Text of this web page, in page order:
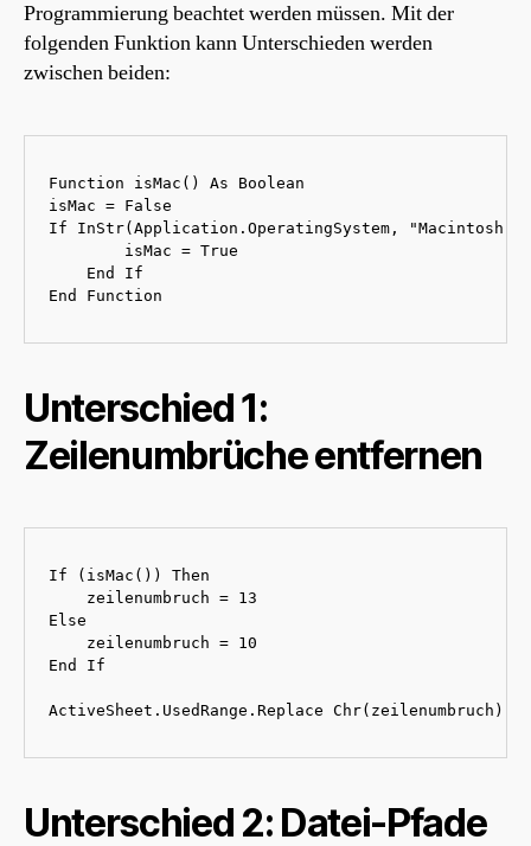
Programmierung beachtet werden müssen. Mit der
folgenden Funktion kann Unterschieden werden
zwischen beiden:
Function isMac() As Boolean
isMac = False
If InStr(Application.OperatingSystem, "Macintosh")
isMac = True
End If
End Function
Unterschied 1:
Zeilenumbrüche entfernen
If (isMac()) Then
zeilenumbruch = 13
Else
zeilenumbruch = 10
End If
ActiveSheet.UsedRange.Replace Chr(zeilenumbruch),
Unterschied 2: Datei-Pfade